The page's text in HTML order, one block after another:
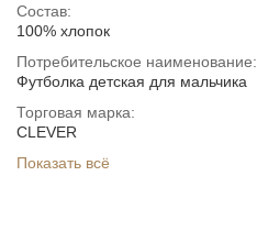
Состав:
100% хлопок
Потребительское наименование:
Футболка детская для мальчика
Торговая марка:
CLEVER
Показать всё